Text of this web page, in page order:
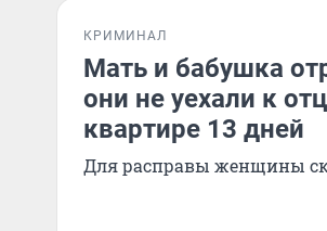
КРИМИНАЛ
Мать и бабушка
они не уехали к
квартире 13 дней
Для расправы женщины